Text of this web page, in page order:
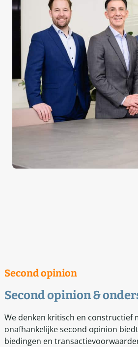
Second opinion
Second opinion &
We denken kritisch en constructief
onafhankelijke second opinion
biedingen en